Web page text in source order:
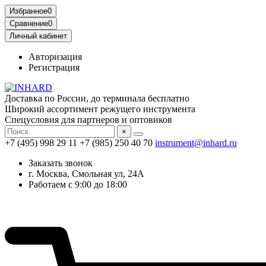
Избранное0
Сравнение0
Личный кабинет
Авторизация
Регистрация
Доставка по России, до терминала бесплатно
Широкий ассортимент режущего инструмента
Спецусловия для партнеров и оптовиков
×
+7 (495) 998 29 11 +7 (985) 250 40 70 instrument@inhard.ru
Заказать звонок
г. Москва, Смольная ул, 24А
Работаем с 9:00 до 18:00